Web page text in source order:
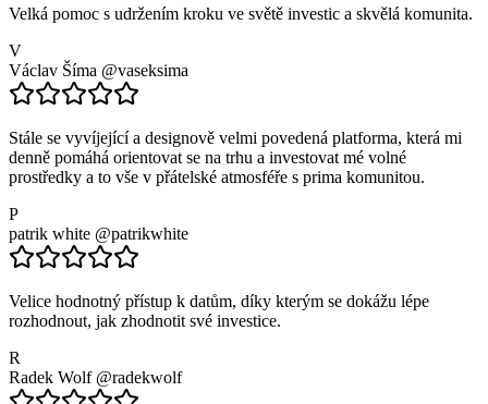
Velká pomoc s udržením kroku ve světě investic a skvělá komunita.
V
Václav Šíma @vaseksima
Stále se vyvíjející a designově velmi povedená platforma, která mi
denně pomáhá orientovat se na trhu a investovat mé volné
prostředky a to vše v přátelské atmosféře s prima komunitou.
P
patrik white @patrikwhite
Velice hodnotný přístup k datům, díky kterým se dokážu lépe
rozhodnout, jak zhodnotit své investice.
R
Radek Wolf @radekwolf